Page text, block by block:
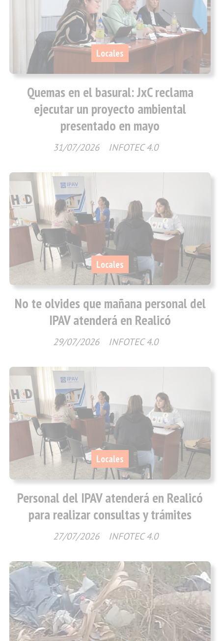
Quemas en el basural: JxC reclama
ejecutar un proyecto ambiental
presentado en mayo
INFOTEC 4.0
Locales
31/07/2026
No te olvides que mañana personal del
IPAV atenderá en Realicó
INFOTEC 4.0
Locales
29/07/2026
Personal del IPAV atenderá en Realicó
para realizar consultas y trámites
INFOTEC 4.0
Locales
27/07/2026